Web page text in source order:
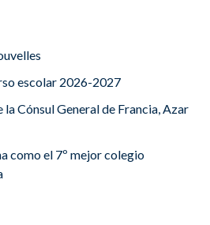
escolar 2026-2027
la Cónsul General de Francia, Azar
como el 7º mejor colegio